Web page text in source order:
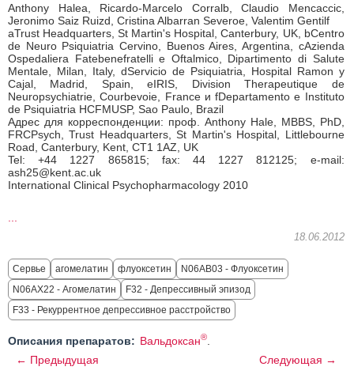
Anthony Halea, Ricardo-Marcelo Corralb, Claudio Mencaccic,
Jeronimo Saiz Ruizd, Cristina Albarran Severoe, Valentim Gentilf
aTrust Headquarters, St Martin's Hospital, Canterbury, UK, bCentro
de Neuro Psiquiatria Cervino, Buenos Aires, Argentina, cAzienda
Ospedaliera Fatebenefratelli e Oftalmico, Dipartimento di Salute
Mentale, Milan, Italy, dServicio de Psiquiatria, Hospital Ramon y
Cajal, Madrid, Spain, eIRIS, Division Therapeutique de
Neuropsychiatrie, Courbevoie, France и fDepartamento e Instituto
de Psiquiatria HCFMUSP, Sao Paulo, Brazil
Адрес для корреспонденции: проф. Anthony Hale, MBBS, PhD,
FRCPsych, Trust Headquarters, St Martin's Hospital, Littlebourne
Road, Canterbury, Kent, CT1 1AZ, UK
Tel: +44 1227 865815; fax: 44 1227 812125; e-mail:
ash25@kent.ac.uk
International Clinical Psychopharmacology 2010
18.06.2012
Сервье агомелатин флуоксетин
N06AB03 - Флуоксетин
N06AX22 - Агомелатин
F32 - Депрессивный эпизод
F33 - Рекуррентное депрессивное расстройство
Описания препаратов: Вальдоксан®
← Предыдущая
Следующая →